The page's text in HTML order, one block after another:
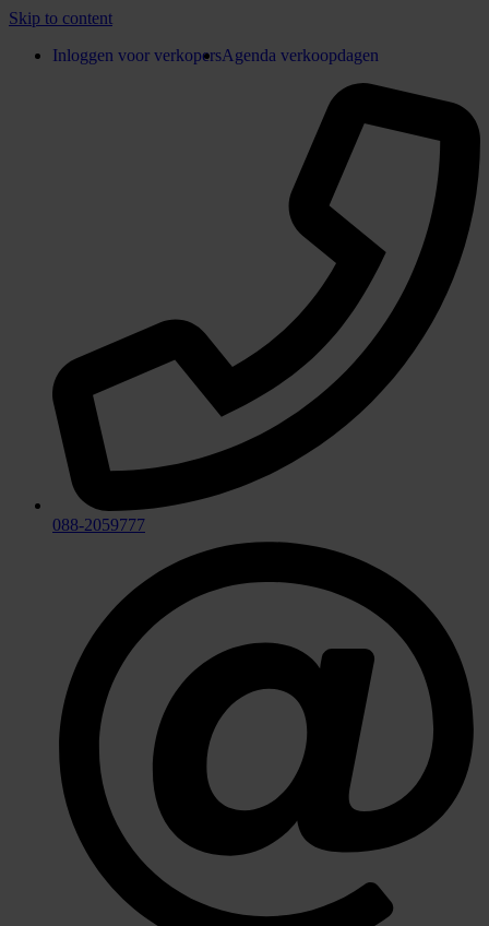
Skip to content
Inloggen voor verkopersAgenda verkoopdagen
088-2059777